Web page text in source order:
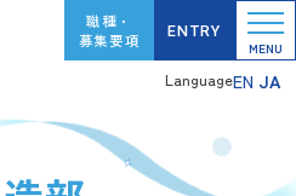
LanguageEN JA
職種・
募集要項
ENTRY